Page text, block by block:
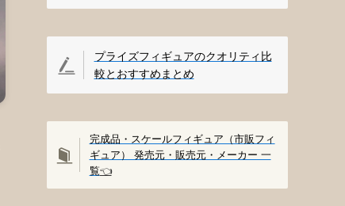
プライズフィギュアのクオリティ比
較とおすすめまとめ
完成品・スケールフィギュア（市販フィ
ギュア） 発売元・販売元・メーカー 一
覧👈️